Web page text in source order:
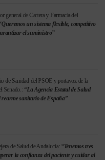
general de Cartera y Farmacia del
un sistema flexible, competitivo
el suministro”
de Sanidad del PSOE y portavoz de la
Senado.: “La Agencia Estatal de Salud
rearme sanitario de España”
de Salud de Andalucía: “Tenemos tres
la confianza del paciente y cuidar al